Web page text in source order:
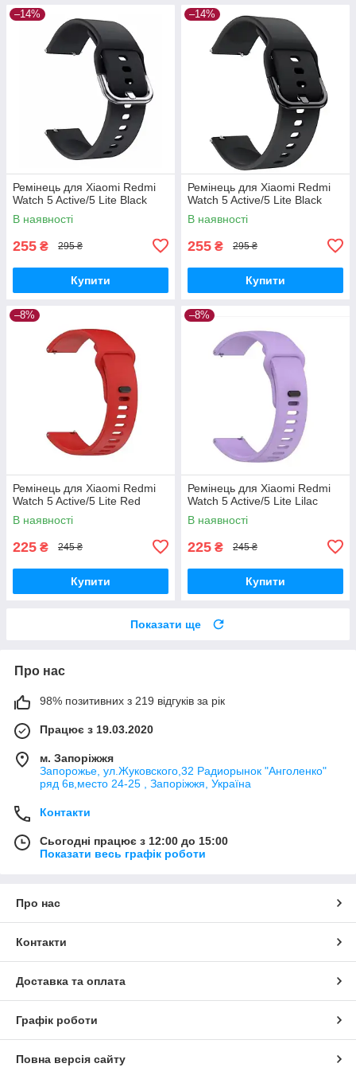
–14%
Ремінець для Xiaomi Redmi
Watch 5 Active/5 Lite Black
В наявності
255 ₴ 295 ₴
Купити
–14%
Ремінець для Xiaomi Redmi
Watch 5 Active/5 Lite Black
В наявності
255 ₴ 295 ₴
Купити
–8%
Ремінець для Xiaomi Redmi
Watch 5 Active/5 Lite Red
В наявності
225 ₴ 245 ₴
Купити
–8%
Ремінець для Xiaomi Redmi
Watch 5 Active/5 Lite Lilac
В наявності
225 ₴ 245 ₴
Купити
Показати ще
Про нас
98% позитивних з 219 відгуків за рік
Працює з 19.03.2020
м. Запоріжжя
Запорожье, ул.Жуковского,32 Радиорынок "Анголенко"
ряд 6в,место 24-25 , Запоріжжя, Україна
Контакти
Сьогодні працює з 12:00 до 15:00
Показати весь графік роботи
Про нас
Контакти
Доставка та оплата
Графік роботи
Повна версія сайту